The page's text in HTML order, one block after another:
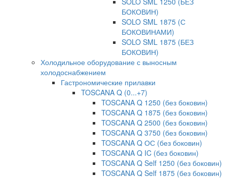
БОКОВИН)
SOLO SML 1875 (С
БОКОВИНАМИ)
SOLO SML 1875 (БЕЗ
БОКОВИН)
Холодильное оборудование с выносным
холодоснабжением
Гастрономические прилавки
TOSCANA Q (0...+7)
TOSCANA Q 1250 (без боковин)
TOSCANA Q 1875 (без боковин)
TOSCANA Q 2500 (без боковин)
TOSCANA Q 3750 (без боковин)
TOSCANA Q ОС (без боковин)
TOSCANA Q IC (без боковин)
TOSCANA Q Self 1250 (без боковин)
TOSCANA Q Self 1875 (без боковин)